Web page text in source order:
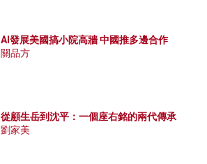
AI發展美國搞小院高牆 中國推多邊合作
關品方
從顧生岳到沈平：一個座右銘的兩代傳承
劉家美